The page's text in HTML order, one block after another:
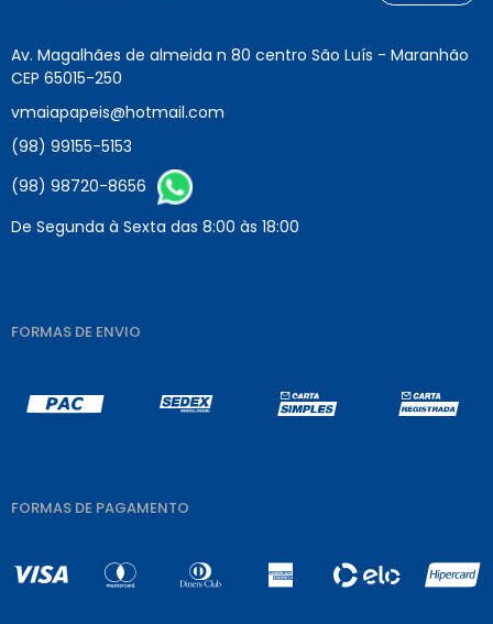
Av. Magalhães de almeida n 80 centro São Luís - Maranhão
CEP 65015-250
vmaiapapeis@hotmail.com
(98) 99155-5153
(98) 98720-8656
De Segunda à Sexta das 8:00 às 18:00
FORMAS DE ENVIO
FORMAS DE PAGAMENTO